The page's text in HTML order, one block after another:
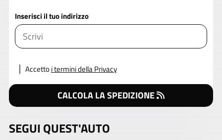
Inserisci il tuo indirizzo
Accettoi termini della Privacy
CALCOLA LA SPEDIZIONE
SEGUI QUEST'AUTO